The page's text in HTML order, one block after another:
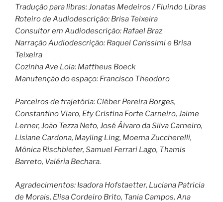
Tradução para libras: Jonatas Medeiros / Fluindo Libras
Roteiro de Audiodescrição: Brisa Teixeira
Consultor em Audiodescrição: Rafael Braz
Narração Audiodescrição: Raquel Carissimi e Brisa
Teixeira
Cozinha Ave Lola: Mattheus Boeck
Manutenção do espaço: Francisco Theodoro
Parceiros de trajetória: Cléber Pereira Borges,
Constantino Viaro, Ety Cristina Forte Carneiro, Jaime
Lerner, João Tezza Neto, José Álvaro da Silva Carneiro,
Lisiane Cardona, Mayling Ling, Moema Zuccherelli,
Mônica Rischbieter, Samuel Ferrari Lago, Thamis
Barreto, Valéria Bechara.
Agradecimentos: Isadora Hofstaetter, Luciana Patricia
de Morais, Elisa Cordeiro Brito, Tania Campos, Ana